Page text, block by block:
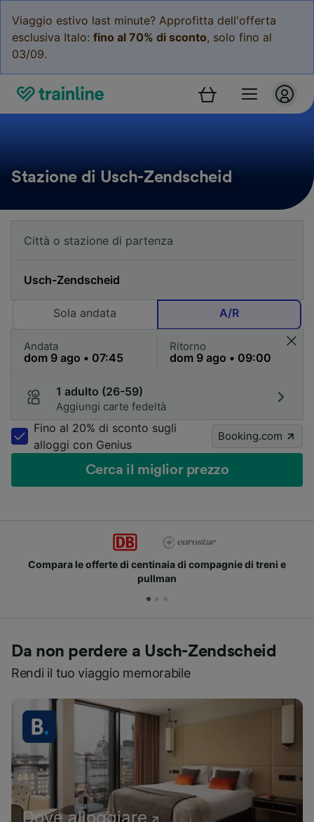
Viaggio estivo last minute? Approfitta dell'offerta
esclusiva Italo: fino al 70% di sconto, solo fino al
03/09.
Stazione di Usch-Zendscheid
Sola andata A/R
Andata Ritorno
1 adulto (26-59)
Aggiungi carte fedeltà
Fino al 20% di sconto sugli
alloggi con Genius
Booking.com
Cerca il miglior prezzo
Compara le offerte di centinaia di compagnie di treni e
pullman
Da non perdere a Usch-Zendscheid
Rendi il tuo viaggio memorabile
Dove alloggiare